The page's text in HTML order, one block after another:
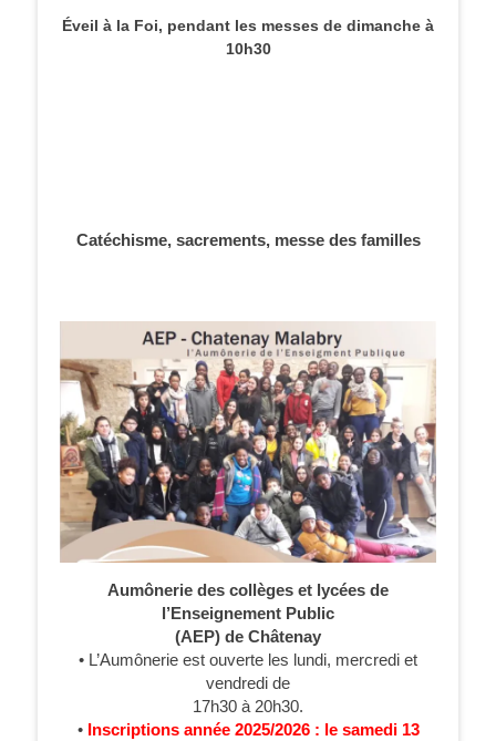
Éveil à la Foi, pendant les messes de dimanche à
10h30
Catéchisme, sacrements, messe des familles
Aumônerie des collèges et lycées de
l’Enseignement Public
(AEP) de Châtenay
• L’Aumônerie est ouverte les lundi, mercredi et
vendredi de
17h30 à 20h30.
• Inscriptions année 2025/2026 : le samedi 13